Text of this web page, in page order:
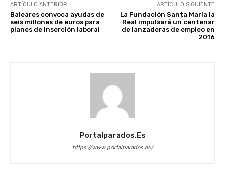
ARTÍCULO ANTERIOR
Baleares convoca ayudas de
seis millones de euros para
planes de inserción laboral
ARTÍCULO SIGUIENTE
La Fundación Santa María la
Real impulsará un centenar
de lanzaderas de empleo en
2016
Portalparados.es
https://www.portalparados.es/